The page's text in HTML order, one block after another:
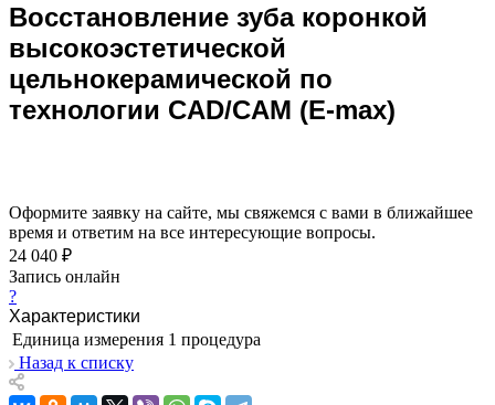
Восстановление зуба коронкой
высокоэстетической
цельнокерамической по
технологии CAD/CAM (E-max)
Оформите заявку на сайте, мы свяжемся с вами в ближайшее
время и ответим на все интересующие вопросы.
24 040 ₽
Запись онлайн
?
Характеристики
Единица измерения 1 процедура
Назад к списку